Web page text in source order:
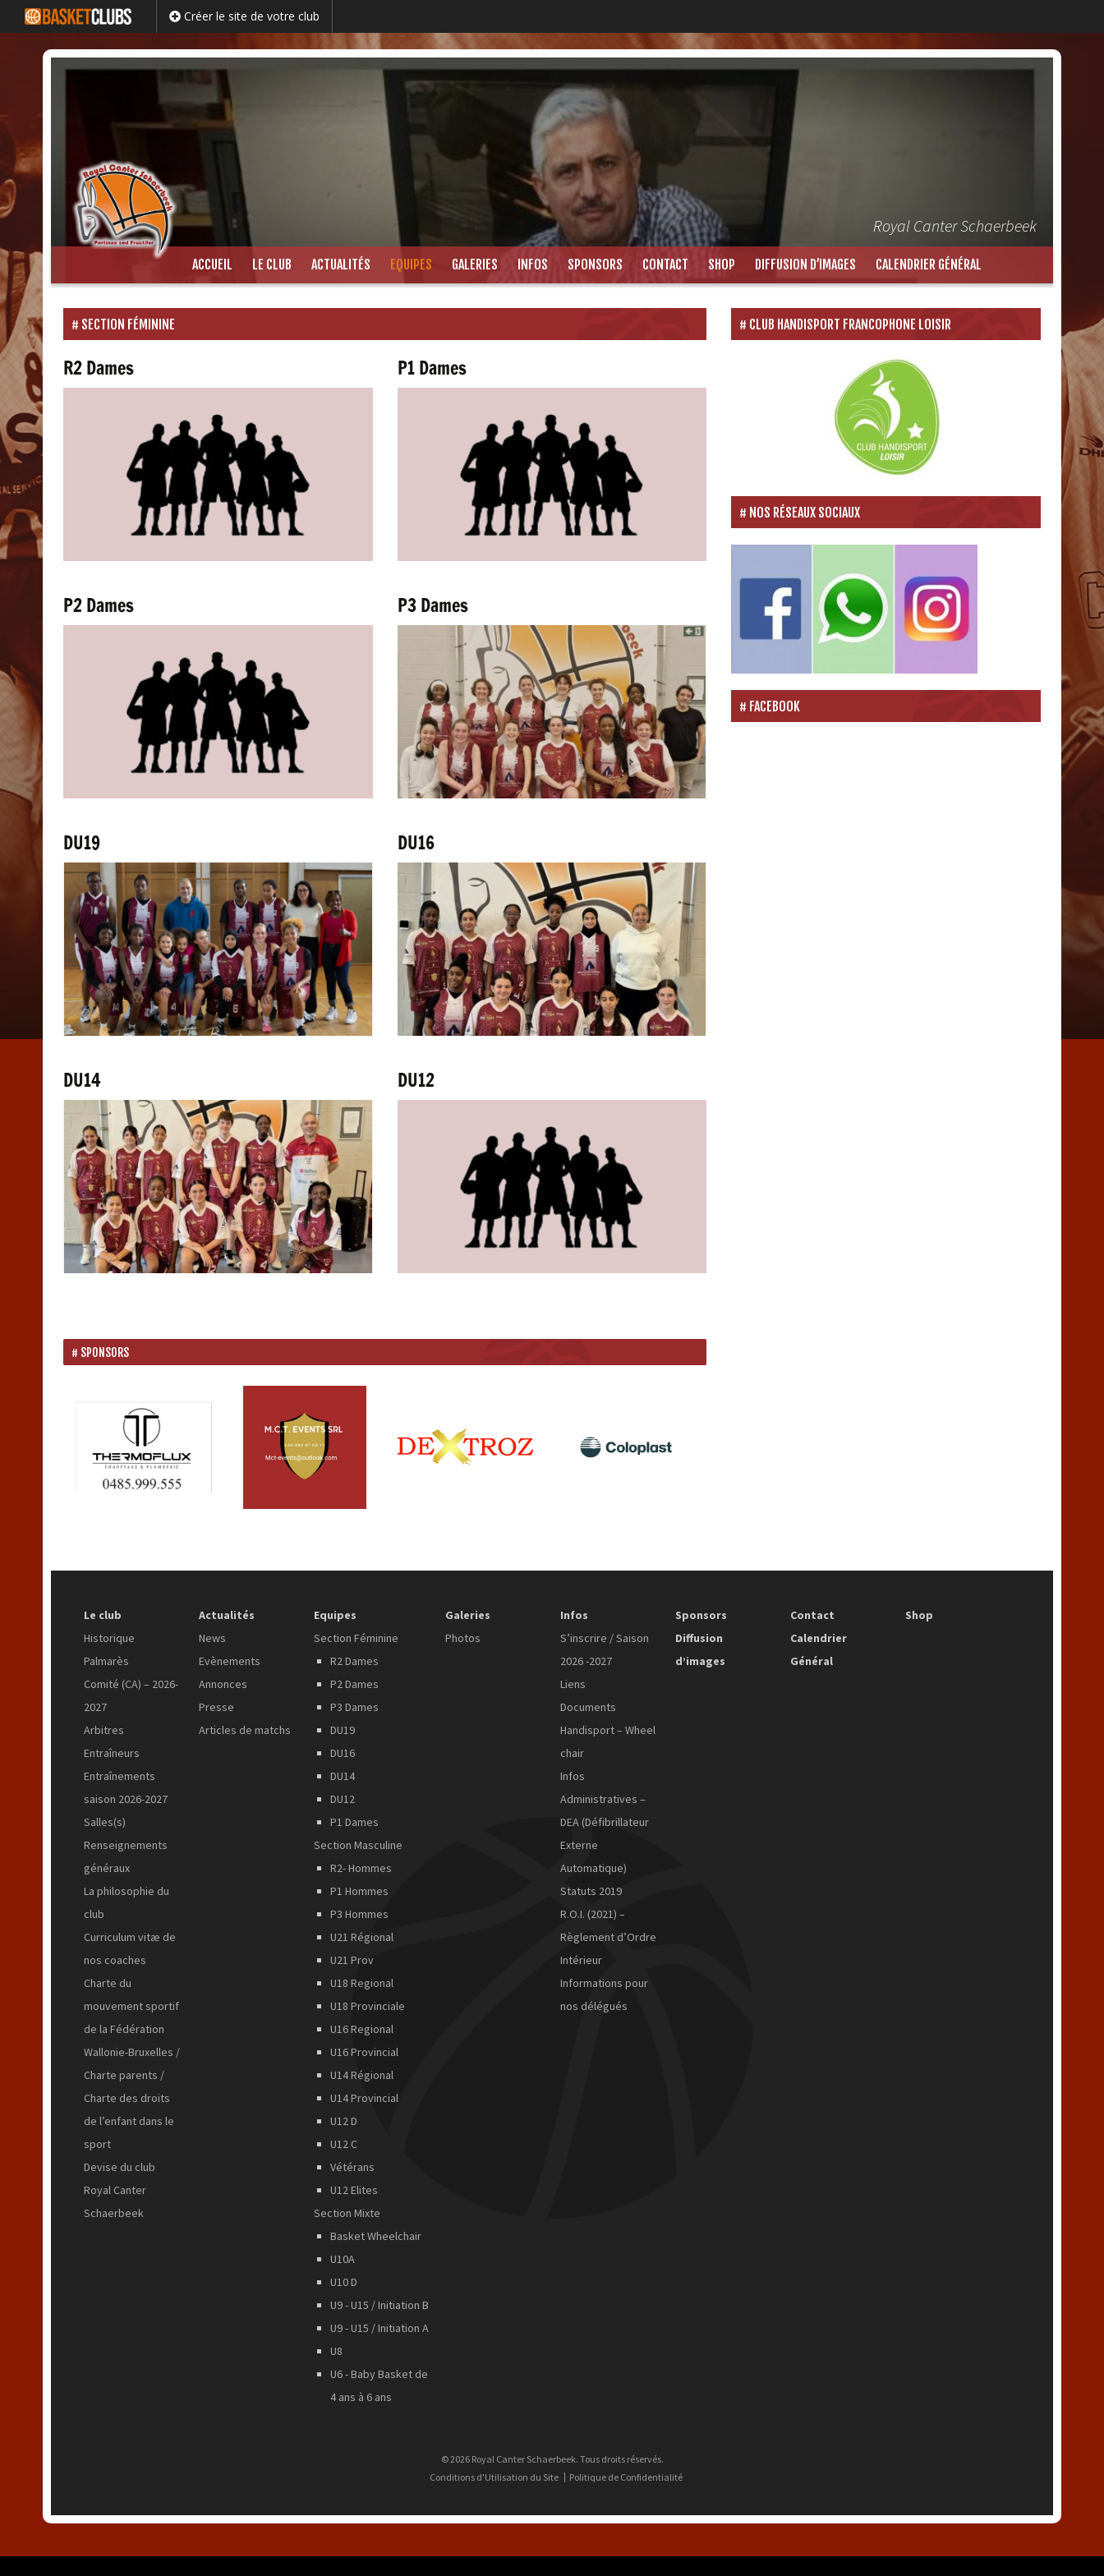
Créer le site de votre club
Royal Canter Schaerbeek
ACCUEIL LE CLUB ACTUALITÉS EQUIPES GALERIES INFOS SPONSORS CONTACT SHOP DIFFUSION D’IMAGES CALENDRIER GÉNÉRAL
SECTION FÉMININE
R2 Dames P1 Dames
P2 Dames P3 Dames
DU19 DU16
DU14 DU12
SPONSORS
CLUB HANDISPORT FRANCOPHONE LOISIR
NOS RÉSEAUX SOCIAUX
FACEBOOK
Le club
Historique
Palmarès
Comité (CA) – 2026-
2027
Arbitres
Entraîneurs
Entraînements
saison 2026-2027
Salles(s)
Renseignements
généraux
La philosophie du
club
Curriculum vitæ de
nos coaches
Charte du
mouvement sportif
de la Fédération
Wallonie-Bruxelles /
Charte parents /
Charte des droits
de l’enfant dans le
sport
Devise du club
Royal Canter
Schaerbeek
Actualités
News
Evènements
Annonces
Presse
Articles de matchs
Equipes
Section Féminine
R2 Dames
P2 Dames
P3 Dames
DU19
DU16
DU14
DU12
P1 Dames
Section Masculine
R2- Hommes
P1 Hommes
P3 Hommes
U21 Régional
U21 Prov
U18 Regional
U18 Provinciale
U16 Regional
U16 Provincial
U14 Régional
U14 Provincial
U12 D
U12 C
Vétérans
U12 Elites
Section Mixte
Basket Wheelchair
U10A
U10 D
U9 - U15 / Initiation B
U9 - U15 / Initiation A
U8
U6 - Baby Basket de
4 ans à 6 ans
Galeries
Photos
Infos
S’inscrire / Saison
2026 -2027
Liens
Documents
Handisport – Wheel
chair
Infos
Administratives –
DEA (Défibrillateur
Externe
Automatique)
Statuts 2019
R.O.I. (2021) –
Règlement d’Ordre
Intérieur
Informations pour
nos délégués
Sponsors Contact
Shop
Diffusion
d’images
Calendrier
Général
© 2026 Royal Canter Schaerbeek. Tous droits réservés.
Conditions d'Utilisation du Site
Politique de Confidentialité